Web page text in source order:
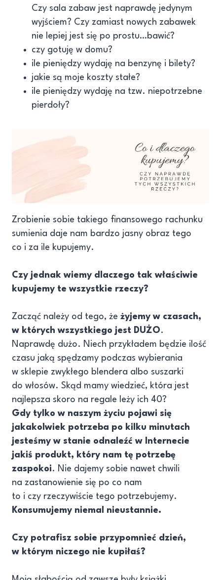
Czy sala zabaw jest naprawdę jedynym
wyjściem? Czy zamiast nowych zabawek
nie lepiej jest się po prostu…bawić?
czy gotuję w domu?
ile pieniędzy wydaję na benzynę i bilety?
jakie są moje koszty stałe?
ile pieniędzy wydaję na tzw. niepotrzebne
pierdoły?
Zrobienie sobie takiego finansowego rachunku
sumienia daje nam bardzo jasny obraz tego
co i za ile kupujemy.
Czy jednak wiemy dlaczego tak właściwie
kupujemy te wszystkie rzeczy?
Zacząć należy od tego, że żyjemy w czasach,
w których wszystkiego jest DUŻO.
Naprawdę dużo. Niech przykładem będzie ilość
czasu jaką spędzamy podczas wybierania
w sklepie zwykłego blendera albo suszarki
do włosów. Skąd mamy wiedzieć, która jest
najlepsza skoro na regale leży ich 40?
Gdy tylko w naszym życiu pojawi się
jakakolwiek potrzeba po kilku minutach
jesteśmy w stanie odnaleźć w Internecie
jakiś produkt, który nam tę potrzebę
zaspokoi. Nie dajemy sobie nawet chwili
na zastanowienie się po co nam
to i czy rzeczywiście tego potrzebujemy.
Konsumujemy niemal nieustannie.
Czy potrafisz sobie przypomnieć dzień,
w którym niczego nie kupiłaś?